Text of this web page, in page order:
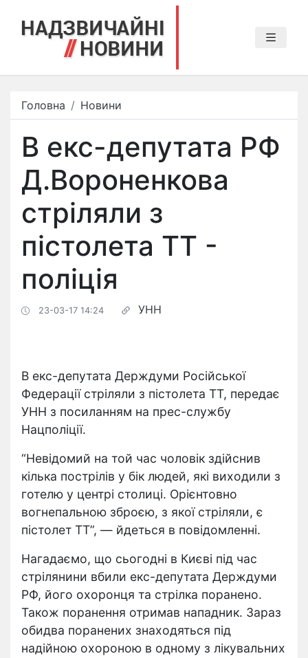
Головна Новини
В екс-депутата РФ
Д.Вороненкова
стріляли з
пістолета ТТ -
поліція
23-03-17 14:24 УНН
В екс-депутата Держдуми Російської
Федерації стріляли з пістолета ТТ, передає
УНН з посиланням на прес-службу
Нацполіції.
“Невідомий на той час чоловік здійснив
кілька пострілів у бік людей, які виходили з
готелю у центрі столиці. Орієнтовно
вогнепальною зброєю, з якої стріляли, є
пістолет ТТ”, — йдеться в повідомленні.
Нагадаємо, що сьогодні в Києві під час
стрілянини вбили екс-депутата Держдуми
РФ, його охоронця та стрілка поранено.
Також поранення отримав нападник. Зараз
обидва поранених знаходяться під
надійною охороною в одному з лікувальних